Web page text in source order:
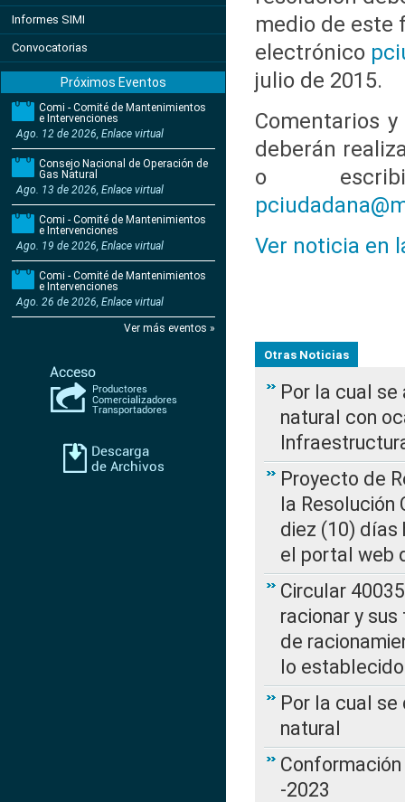
Informes SIMI
Convocatorias
Próximos Eventos
Comi - Comité de Mantenimientos
e Intervenciones
Ago. 12 de 2026, Enlace virtual
Consejo Nacional de Operación de
Gas Natural
Ago. 13 de 2026, Enlace virtual
Comi - Comité de Mantenimientos
e Intervenciones
Ago. 19 de 2026, Enlace virtual
Comi - Comité de Mantenimientos
e Intervenciones
Ago. 26 de 2026, Enlace virtual
Ver más eventos »
medio de este
electrónico
julio de 2015.
Comentarios
deberán
o
Ver noticia en
Otras Noticias
Por la cual
natural con
Proyecto de
la Resolución
diez (10) días
el portal web
Circular
racionar y
de
lo
Por la cual
natural
-2023